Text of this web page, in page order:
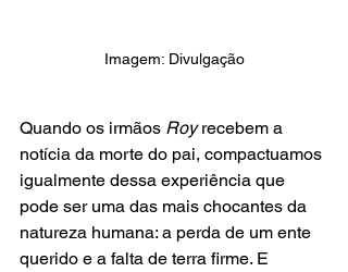
Imagem: Divulgação
Quando os irmãos Roy recebem a
notícia da morte do pai, compactuamos
igualmente dessa experiência que
pode ser uma das mais chocantes da
natureza humana: a perda de um ente
querido e a falta de terra firme. E